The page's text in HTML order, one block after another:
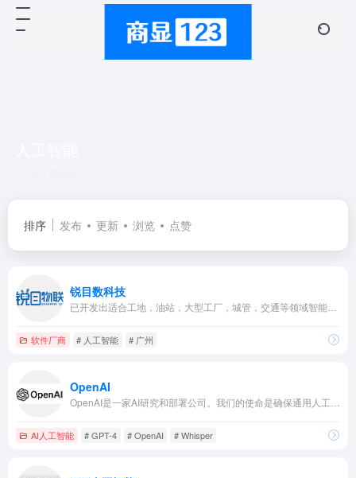
排序 发布 更新 浏览 点赞
锐目数科技
软件厂商 # 人工智能 # 广州
OpenAI
AI人工智能 # GPT-4 # OpenAI # Whisper